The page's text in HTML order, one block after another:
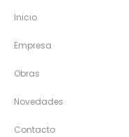
Inicio
Empresa
Obras
Novedades
Contacto